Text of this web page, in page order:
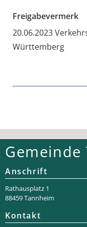
Freigabevermerk
20.06.2023
Württemberg
Gemeinde
Anschrift
Rathaus­platz 1
88459 Tannheim
Kontakt